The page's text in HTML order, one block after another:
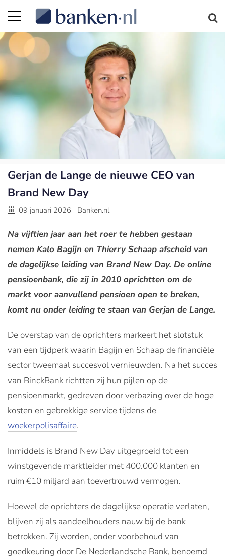
Gerjan de Lange de nieuwe CEO van
Brand New Day
09 januari 2026 Banken.nl
Na vijftien jaar aan het roer te hebben gestaan
nemen Kalo Bagijn en Thierry Schaap afscheid van
de dagelijkse leiding van Brand New Day. De online
pensioenbank, die zij in 2010 oprichtten om de
markt voor aanvullend pensioen open te breken,
komt nu onder leiding te staan van Gerjan de Lange.
De overstap van de oprichters markeert het slotstuk
van een tijdperk waarin Bagijn en Schaap de financiële
sector tweemaal succesvol vernieuwden. Na het succes
van BinckBank richtten zij hun pijlen op de
pensioenmarkt, gedreven door verbazing over de hoge
kosten en gebrekkige service tijdens de
woekerpolisaffaire.
Inmiddels is Brand New Day uitgegroeid tot een
winstgevende marktleider met 400.000 klanten en
ruim €10 miljard aan toevertrouwd vermogen.
Hoewel de oprichters de dagelijkse operatie verlaten,
blijven zij als aandeelhouders nauw bij de bank
betrokken. Zij worden, onder voorbehoud van
goedkeuring door De Nederlandsche Bank, benoemd